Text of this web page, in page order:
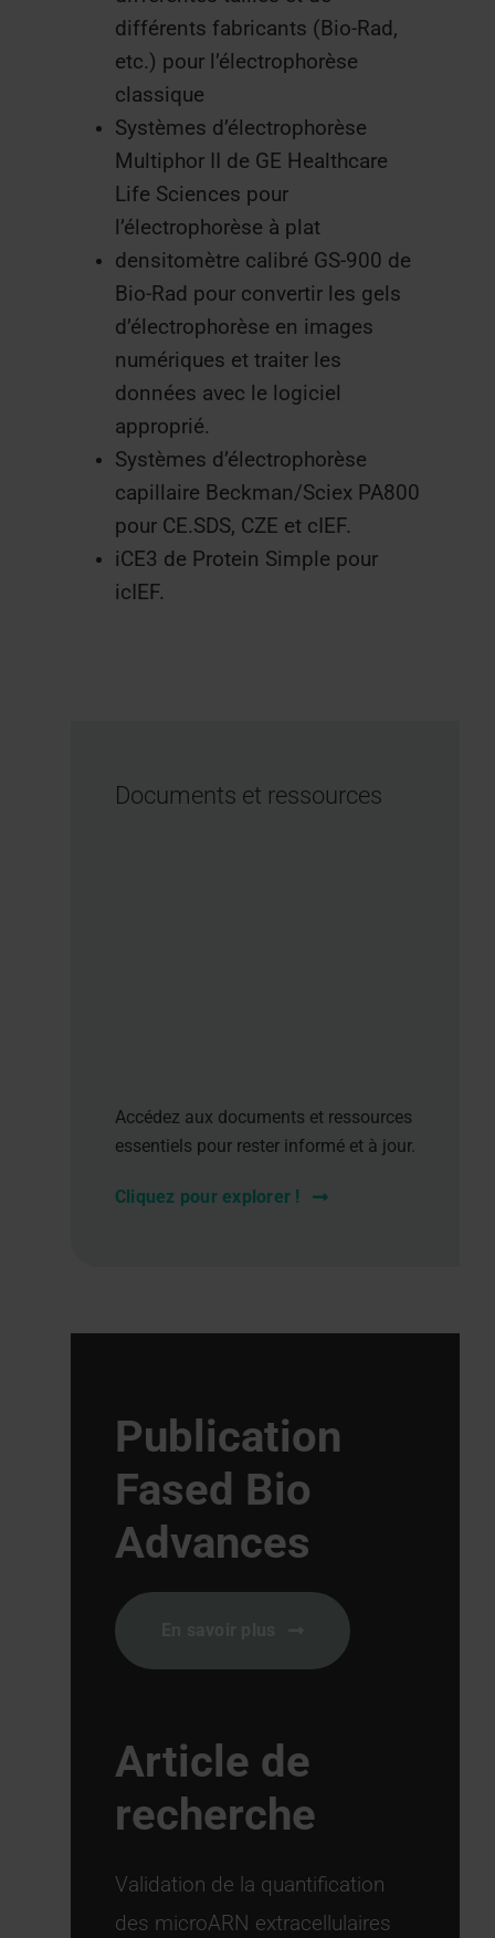
différents fabricants (Bio-Rad,
etc.) pour l’électrophorèse
classique
Systèmes d’électrophorèse
Multiphor II de GE Healthcare
Life Sciences pour
l’électrophorèse à plat
densitomètre calibré GS-900 de
Bio-Rad pour convertir les gels
d’électrophorèse en images
numériques et traiter les
données avec le logiciel
approprié.
Systèmes d’électrophorèse
capillaire Beckman/Sciex PA800
pour CE.SDS, CZE et cIEF.
iCE3 de Protein Simple pour
icIEF.
Documents et ressources
Accédez aux documents et ressources
essentiels pour rester informé et à jour.
Cliquez pour explorer !
Publication
Fased Bio
Advances
Article de
recherche
Validation de la quantification
des microARN extracellulaires